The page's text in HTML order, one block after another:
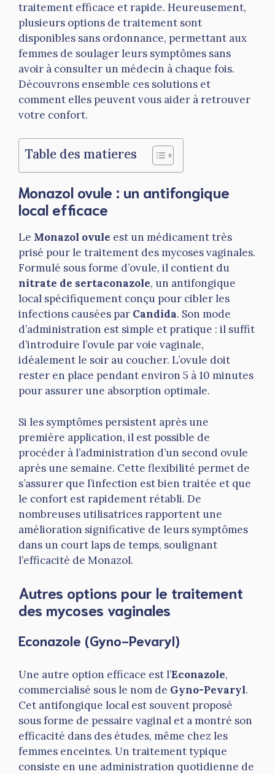
traitement efficace et rapide. Heureusement,
plusieurs options de traitement sont
disponibles sans ordonnance, permettant aux
femmes de soulager leurs symptômes sans
avoir à consulter un médecin à chaque fois.
Découvrons ensemble ces solutions et
comment elles peuvent vous aider à retrouver
votre confort.
Table des matieres
Monazol ovule : un antifongique
local efficace
Le Monazol ovule est un médicament très
prisé pour le traitement des mycoses vaginales.
Formulé sous forme d’ovule, il contient du
nitrate de sertaconazole, un antifongique
local spécifiquement conçu pour cibler les
infections causées par Candida. Son mode
d’administration est simple et pratique : il suffit
d’introduire l’ovule par voie vaginale,
idéalement le soir au coucher. L’ovule doit
rester en place pendant environ 5 à 10 minutes
pour assurer une absorption optimale.
Si les symptômes persistent après une
première application, il est possible de
procéder à l’administration d’un second ovule
après une semaine. Cette flexibilité permet de
s’assurer que l’infection est bien traitée et que
le confort est rapidement rétabli. De
nombreuses utilisatrices rapportent une
amélioration significative de leurs symptômes
dans un court laps de temps, soulignant
l’efficacité de Monazol.
Autres options pour le traitement
des mycoses vaginales
Econazole (Gyno-Pevaryl)
Une autre option efficace est l’Econazole,
commercialisé sous le nom de Gyno-Pevaryl.
Cet antifongique local est souvent proposé
sous forme de pessaire vaginal et a montré son
efficacité dans des études, même chez les
femmes enceintes. Un traitement typique
consiste en une administration quotidienne de